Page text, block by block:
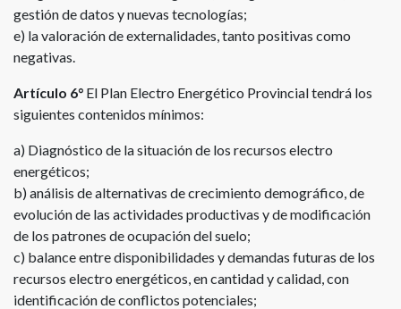
gestión de datos y nuevas tecnologías;
e) la valoración de externalidades, tanto positivas como
negativas.
Artículo 6° El Plan Electro Energético Provincial tendrá los
siguientes contenidos mínimos:
a) Diagnóstico de la situación de los recursos electro
energéticos;
b) análisis de alternativas de crecimiento demográfico, de
evolución de las actividades productivas y de modificación
de los patrones de ocupación del suelo;
c) balance entre disponibilidades y demandas futuras de los
recursos electro energéticos, en cantidad y calidad, con
identificación de conflictos potenciales;